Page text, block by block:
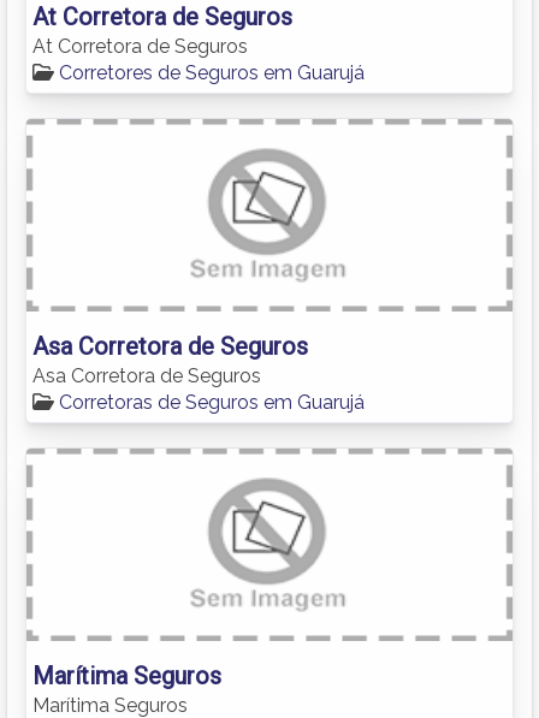
At Corretora de Seguros
At Corretora de Seguros
Corretores de Seguros em Guarujá
Asa Corretora de Seguros
Asa Corretora de Seguros
Corretoras de Seguros em Guarujá
Marítima Seguros
Marítima Seguros